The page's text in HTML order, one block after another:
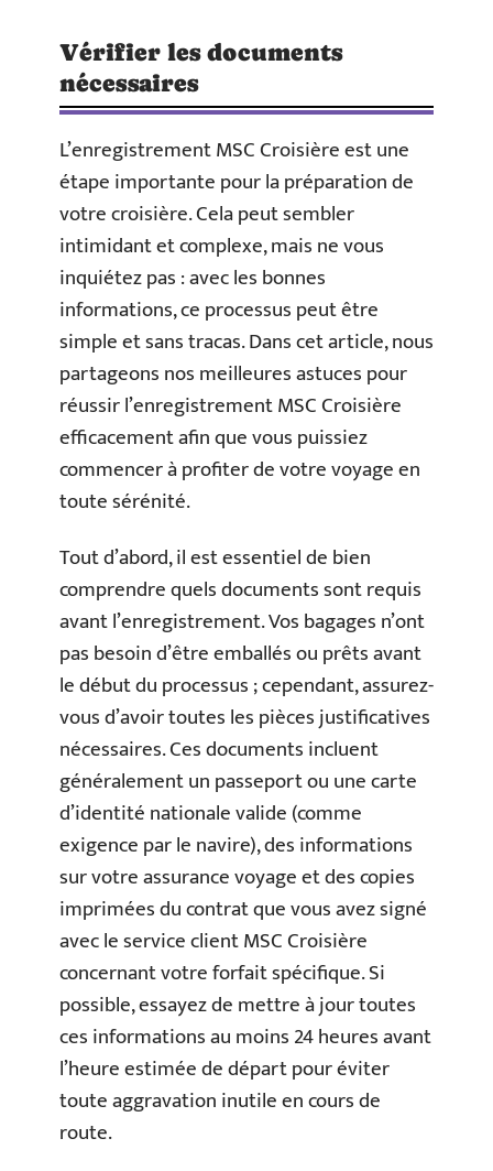
Vérifier les documents
nécessaires
L’enregistrement MSC Croisière est une
étape importante pour la préparation de
votre croisière. Cela peut sembler
intimidant et complexe, mais ne vous
inquiétez pas : avec les bonnes
informations, ce processus peut être
simple et sans tracas. Dans cet article, nous
partageons nos meilleures astuces pour
réussir l’enregistrement MSC Croisière
efficacement afin que vous puissiez
commencer à profiter de votre voyage en
toute sérénité.
Tout d’abord, il est essentiel de bien
comprendre quels documents sont requis
avant l’enregistrement. Vos bagages n’ont
pas besoin d’être emballés ou prêts avant
le début du processus ; cependant, assurez-
vous d’avoir toutes les pièces justificatives
nécessaires. Ces documents incluent
généralement un passeport ou une carte
d’identité nationale valide (comme
exigence par le navire), des informations
sur votre assurance voyage et des copies
imprimées du contrat que vous avez signé
avec le service client MSC Croisière
concernant votre forfait spécifique. Si
possible, essayez de mettre à jour toutes
ces informations au moins 24 heures avant
l’heure estimée de départ pour éviter
toute aggravation inutile en cours de
route.